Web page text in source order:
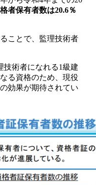
者保有者数は20.6％
ことで、監理技術者
技術者になれる1級建
る資格のため、現役
効果が期待されてい